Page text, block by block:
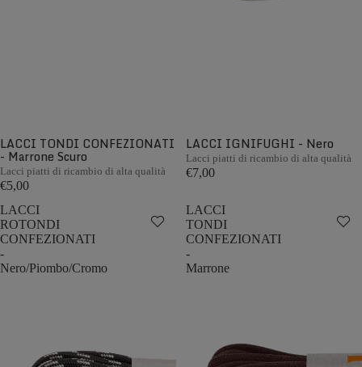
LACCI TONDI CONFEZIONATI
- Marrone Scuro
Lacci piatti di ricambio di alta qualità
€5,00
LACCI IGNIFUGHI - Nero
Lacci piatti di ricambio di alta qualità
€7,00
LACCI
ROTONDI
CONFEZIONATI
-
Nero/Piombo/Cromo
LACCI
TONDI
CONFEZIONATI
-
Marrone